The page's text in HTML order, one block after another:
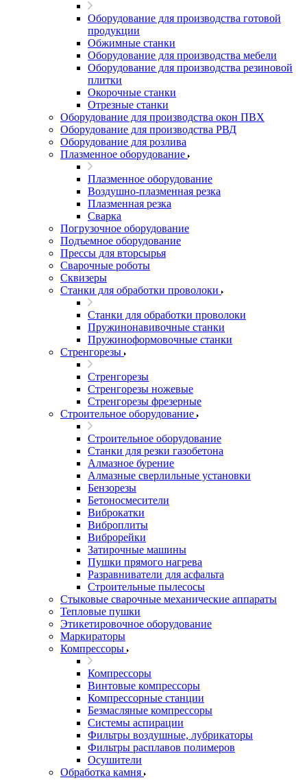
Оборудование для производства готовой
продукции
Обжимные станки
Оборудование для производства мебели
Оборудование для производства резиновой
плитки
Окорочные станки
Отрезные станки
Оборудование для производства окон ПВХ
Оборудование для производства РВД
Оборудование для розлива
Плазменное оборудование
Плазменное оборудование
Воздушно-плазменная резка
Плазменная резка
Сварка
Погрузочное оборудование
Подъемное оборудование
Прессы для вторсырья
Сварочные роботы
Сквизеры
Станки для обработки проволоки
Станки для обработки проволоки
Пружинонавивочные станки
Пружиноформовочные станки
Стренгорезы
Стренгорезы
Стренгорезы ножевые
Стренгорезы фрезерные
Строительное оборудование
Строительное оборудование
Станки для резки газобетона
Алмазное бурение
Алмазные сверлильные установки
Бензорезы
Бетоносмесители
Виброкатки
Виброплиты
Виброрейки
Затирочные машины
Пушки прямого нагрева
Разравниватели для асфальта
Строительные пылесосы
Стыковые сварочные механические аппараты
Тепловые пушки
Этикетировочное оборудование
Маркираторы
Компрессоры
Компрессоры
Винтовые компрессоры
Компрессорные станции
Безмасляные компрессоры
Системы аспирации
Фильтры воздушные, лубрикаторы
Фильтры расплавов полимеров
Осушители
Обработка камня